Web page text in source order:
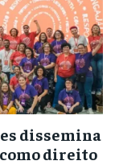
dissemina
direito